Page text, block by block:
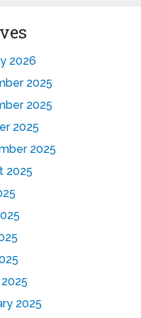
2026
2025
2025
2025
2025
2025
2025